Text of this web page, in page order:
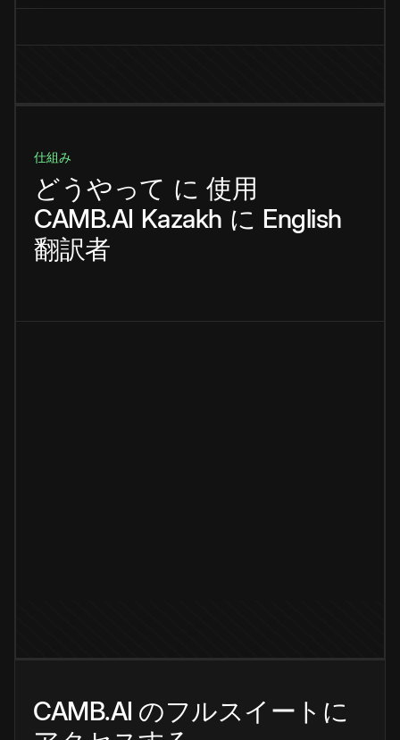
仕組み
どうやって に 使用
CAMB.AI Kazakh に English
翻訳者
CAMB.AI のフルスイートに